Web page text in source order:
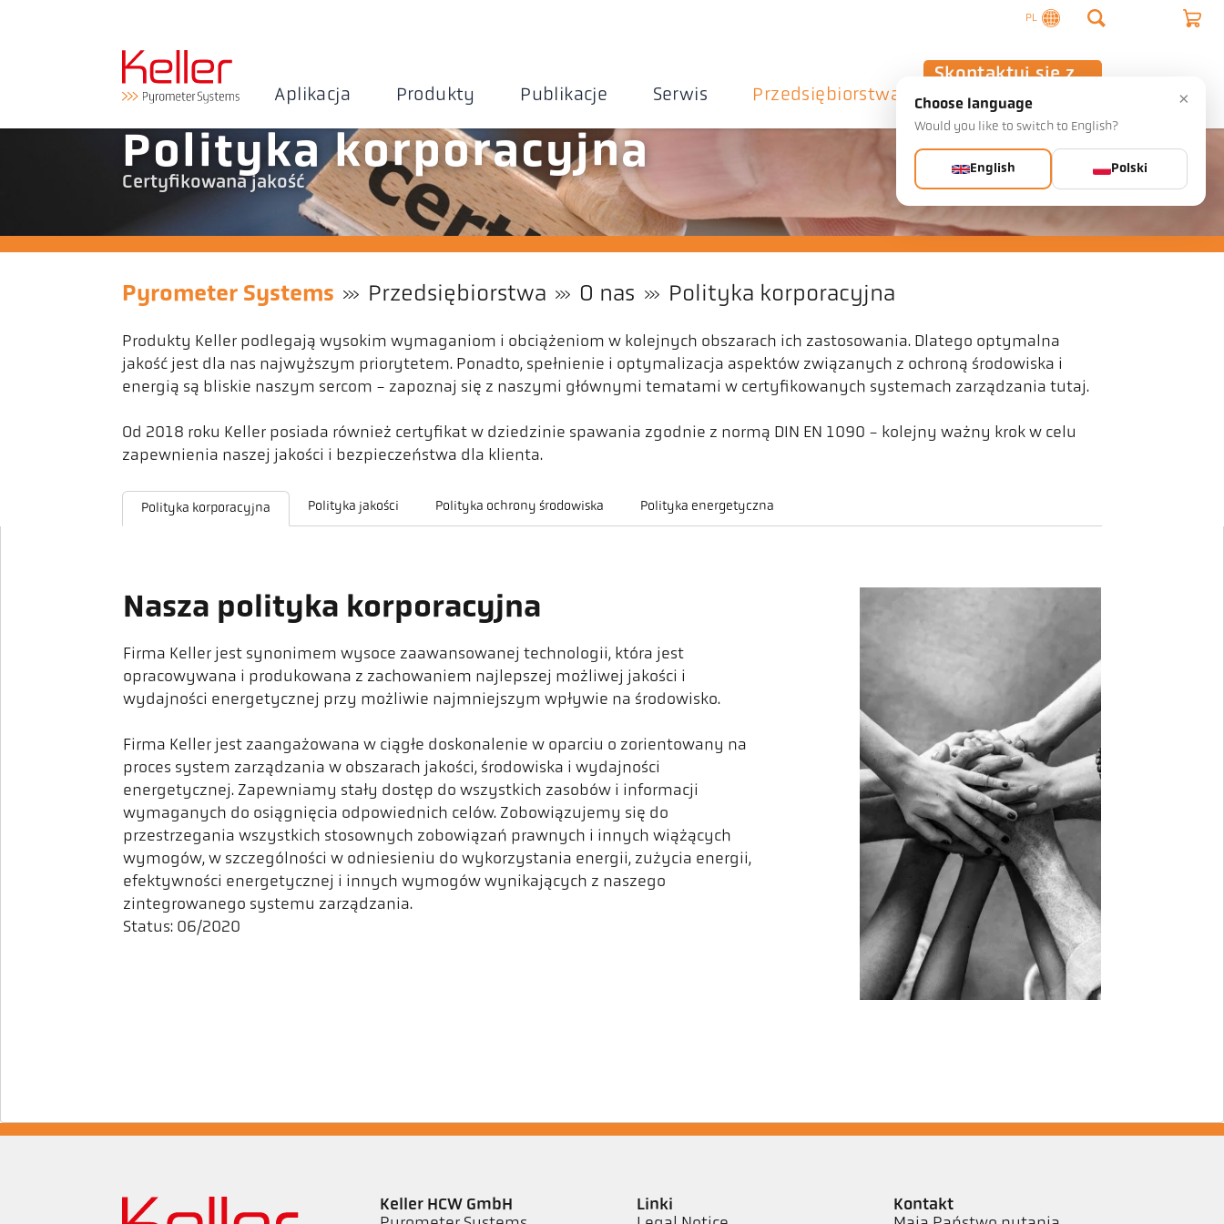
PL
Aplikacja Produkty Publikacje Serwis Przedsiębiorstwa
Skontaktuj się z
nami
Polityka korporacyjna
Certyfikowana jakość
Pyrometer Systems Przedsiębiorstwa O nas Polityka korporacyjna
Produkty Keller podlegają wysokim wymaganiom i obciążeniom w kolejnych obszarach ich zastosowania. Dlatego optymalna
jakość jest dla nas najwyższym priorytetem. Ponadto, spełnienie i optymalizacja aspektów związanych z ochroną środowiska i
energią są bliskie naszym sercom - zapoznaj się z naszymi głównymi tematami w certyfikowanych systemach zarządzania tutaj.
Od 2018 roku Keller posiada również certyfikat w dziedzinie spawania zgodnie z normą DIN EN 1090 - kolejny ważny krok w celu
zapewnienia naszej jakości i bezpieczeństwa dla klienta.
Polityka korporacyjna Polityka jakości Polityka ochrony środowiska Polityka energetyczna
Nasza polityka korporacyjna
Firma Keller jest synonimem wysoce zaawansowanej technologii, która jest
opracowywana i produkowana z zachowaniem najlepszej możliwej jakości i
wydajności energetycznej przy możliwie najmniejszym wpływie na środowisko.
Firma Keller jest zaangażowana w ciągłe doskonalenie w oparciu o zorientowany na
proces system zarządzania w obszarach jakości, środowiska i wydajności
energetycznej. Zapewniamy stały dostęp do wszystkich zasobów i informacji
wymaganych do osiągnięcia odpowiednich celów. Zobowiązujemy się do
przestrzegania wszystkich stosownych zobowiązań prawnych i innych wiążących
wymogów, w szczególności w odniesieniu do wykorzystania energii, zużycia energii,
efektywności energetycznej i innych wymogów wynikających z naszego
zintegrowanego systemu zarządzania.
Status: 06/2020
Keller HCW GmbH
Linki
Kontakt
×
Choose language
Would you like to switch to English?
English Polski